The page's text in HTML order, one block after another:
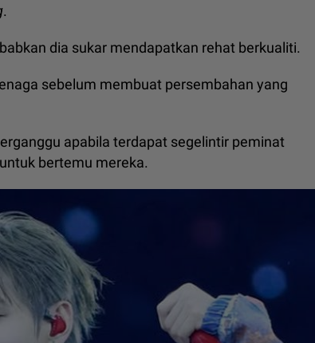
.
dia sukar mendapatkan rehat berkualiti.
sebelum membuat persembahan yang
apabila terdapat segelintir peminat
bertemu mereka.